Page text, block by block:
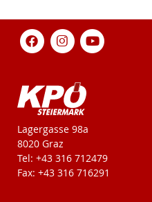
KPÖ-Steiermark
Lagergasse 98a
8020 Graz
Tel: +43 316 712479
Fax: +43 316 716291